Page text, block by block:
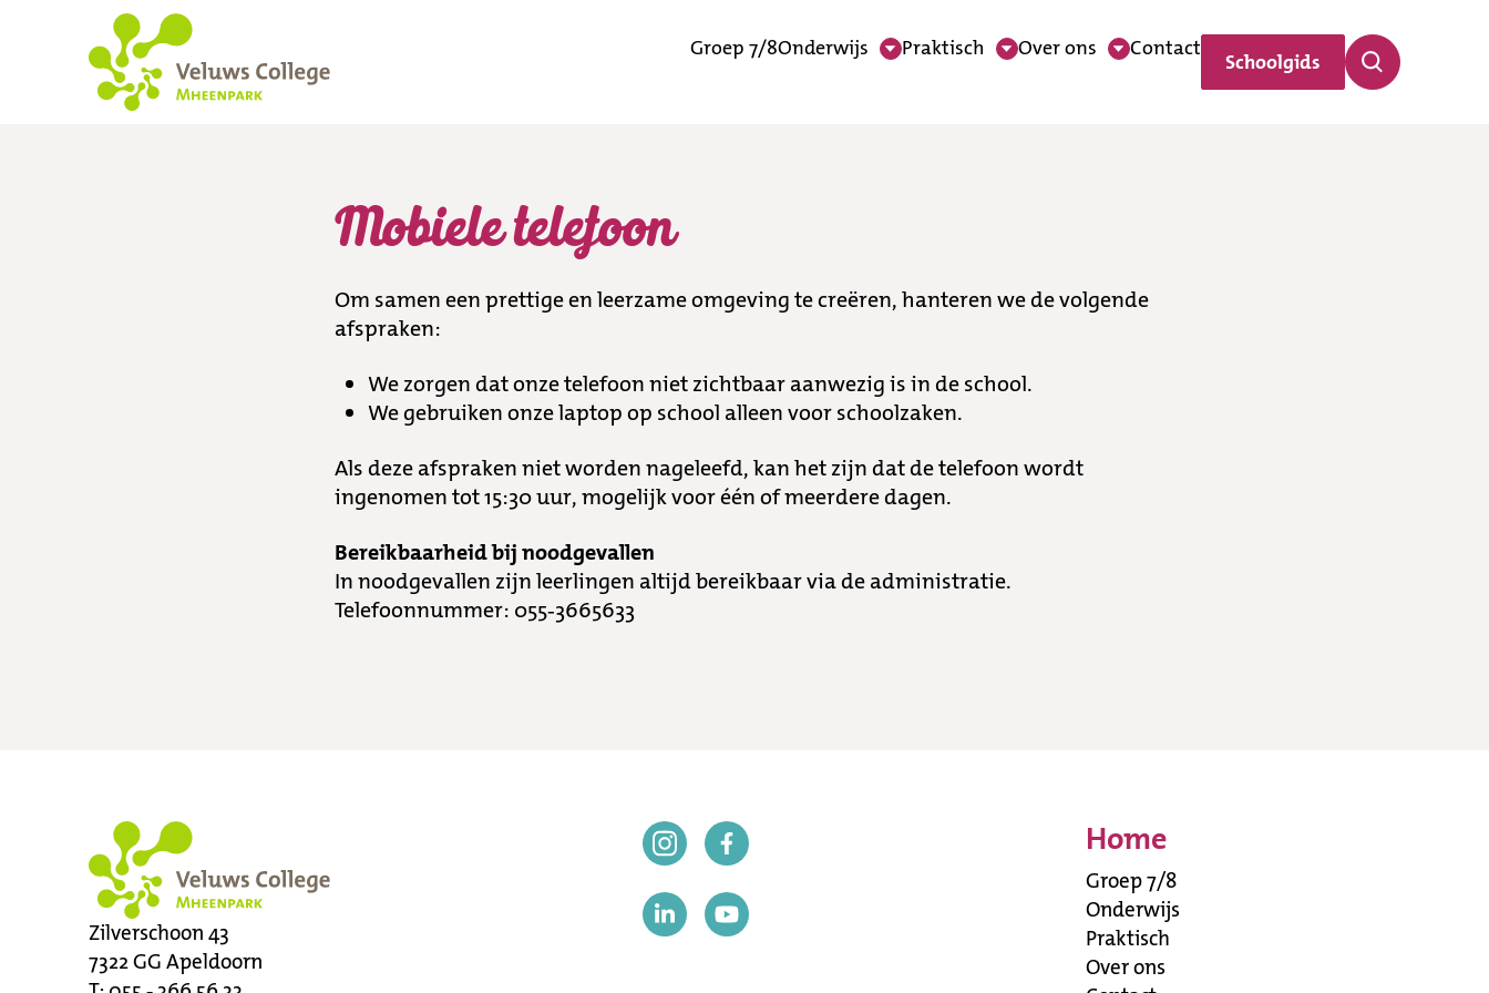
Groep 7/8Onderwijs Praktisch Over ons Contact
Schoolgids
Mobiele telefoonMobiele telefoon
Om samen een prettige en leerzame omgeving te creëren, hanteren we de volgende
afspraken:
We zorgen dat onze telefoon niet zichtbaar aanwezig is in de school.
We gebruiken onze laptop op school alleen voor schoolzaken.
Als deze afspraken niet worden nageleefd, kan het zijn dat de telefoon wordt
ingenomen tot 15:30 uur, mogelijk voor één of meerdere dagen.
Bereikbaarheid bij noodgevallen
In noodgevallen zijn leerlingen altijd bereikbaar via de administratie.
Telefoonnummer: 055-3665633
Zilverschoon 43
7322 GG Apeldoorn
Home
Groep 7/8
Onderwijs
Praktisch
Over ons